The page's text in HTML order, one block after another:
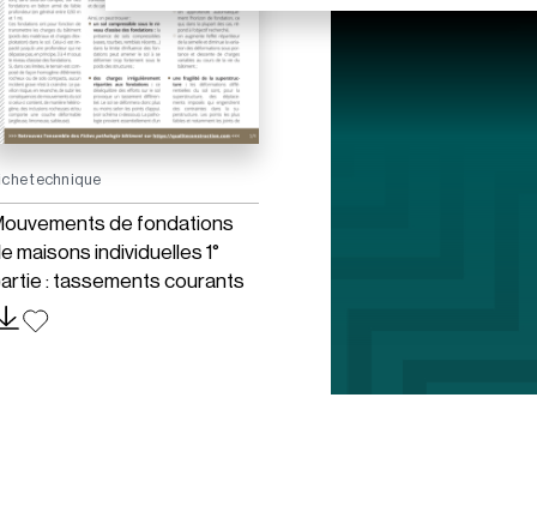
technique
de fondations
maisons individuelles 1°
: tassements courants